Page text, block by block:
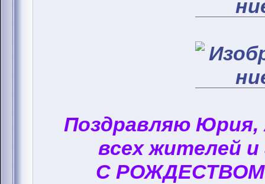
Поздравляю
всех жителей
С